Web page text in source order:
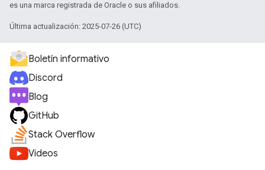
es una marca registrada de Oracle o sus afiliados.
Última actualización: 2025-07-26 (UTC)
Boletín informativo
Discord
Blog
GitHub
Stack Overflow
Videos